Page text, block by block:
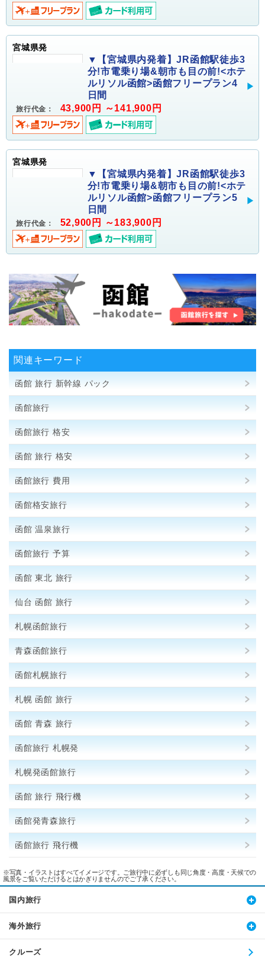
宮城県発
▼【宮城県内発着】JR函館駅徒歩3
分!市電乗り場&朝市も目の前!<ホテ
ルリソル函館>函館フリープラン4
日間
旅行代金： 43,900円 ～141,900円
宮城県発
▼【宮城県内発着】JR函館駅徒歩3
分!市電乗り場&朝市も目の前!<ホテ
ルリソル函館>函館フリープラン5
日間
旅行代金： 52,900円 ～183,900円
関連キーワード
函館 旅行 新幹線 パック
函館旅行
函館旅行 格安
函館 旅行 格安
函館旅行 費用
函館格安旅行
函館 温泉旅行
函館旅行 予算
函館 東北 旅行
仙台 函館 旅行
札幌函館旅行
青森函館旅行
函館札幌旅行
札幌 函館 旅行
函館 青森 旅行
函館旅行 札幌発
札幌発函館旅行
函館 旅行 飛行機
函館発青森旅行
函館旅行 飛行機
※写真・イラストはすべてイメージです。ご旅行中に必ずしも同じ角度・高度・天候での
風景をご覧いただけるとはかぎりませんのでご了承ください。
国内旅行
海外旅行
クルーズ